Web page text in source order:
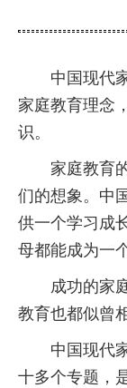
中国现代家
家庭教育理念
识。
家庭教育的
们的想象。中
供一个学习成
母都能成为一
成功的家庭
教育也都似曾
中国现代家
十多个专题，